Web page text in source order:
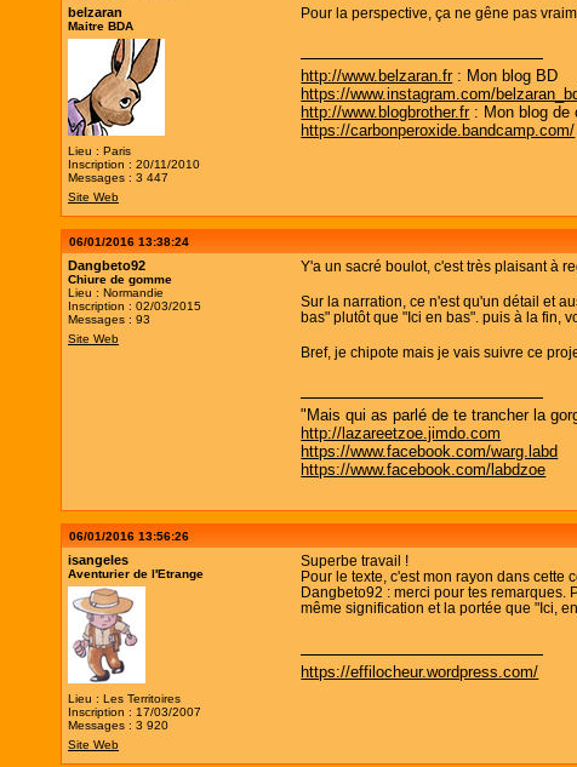
belzaran
Maitre BDA
Lieu : Paris
Inscription : 20/11/2010
Messages : 3 447
Site Web
Pour la perspective, ça ne gêne pas
http://www.belzaran.fr: Mon blog BD
https://www.instagram.com/
http://www.blogbrother.fr: Mon blog de
https://carbonperoxide.bandcamp.com/
06/01/2016 13:38:24
Dangbeto92
Chiure de gomme
Lieu : Normandie
Inscription : 02/03/2015
Messages : 93
Site Web
Y'a un sacré boulot, c'est très plaisant à
Sur la narration, ce n'est qu'un détail et
bas" plutôt que "Ici en bas". puis à la fin,
Bref, je chipote mais je vais suivre ce
"Mais qui as parlé de te trancher la
http://lazareetzoe.jimdo.com
https://www.facebook.com/warg.labd
https://www.facebook.com/labdzoe
06/01/2016 13:56:26
isangeles
Aventurier de l'Etrange
Lieu : Les Territoires
Inscription : 17/03/2007
Messages : 3 920
Site Web
Superbe travail !
Pour le texte, c'est mon rayon dans cette
Dangbeto92 : merci pour tes remarques.
même signification et la portée que "Ici,
https://effilocheur.wordpress.com/